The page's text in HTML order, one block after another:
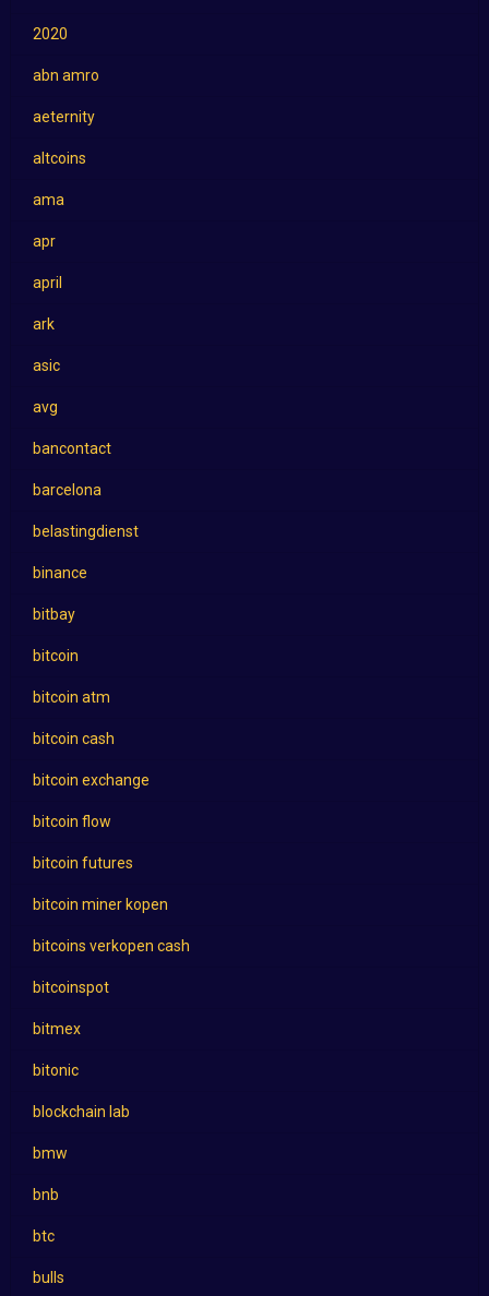
2020
abn amro
aeternity
altcoins
ama
apr
april
ark
asic
avg
bancontact
barcelona
belastingdienst
binance
bitbay
bitcoin
bitcoin atm
bitcoin cash
bitcoin exchange
bitcoin flow
bitcoin futures
bitcoin miner kopen
bitcoins verkopen cash
bitcoinspot
bitmex
bitonic
blockchain lab
bmw
bnb
btc
bulls